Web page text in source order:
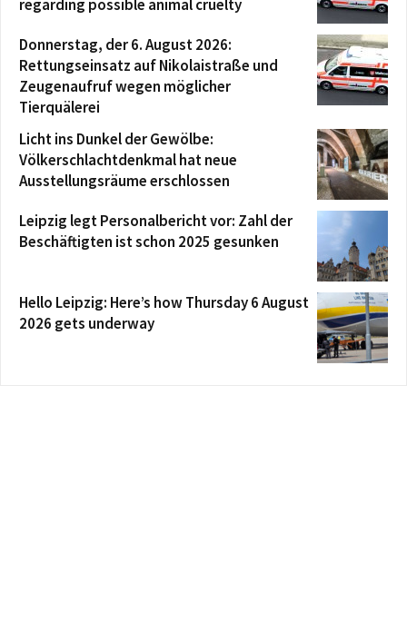
regarding possible animal cruelty
Donnerstag, der 6. August 2026:
Rettungseinsatz auf Nikolaistraße und
Zeugenaufruf wegen möglicher
Tierquälerei
Licht ins Dunkel der Gewölbe:
Völkerschlachtdenkmal hat neue
Ausstellungsräume erschlossen
Leipzig legt Personalbericht vor: Zahl der
Beschäftigten ist schon 2025 gesunken
Hello Leipzig: Here’s how Thursday 6 August
2026 gets underway